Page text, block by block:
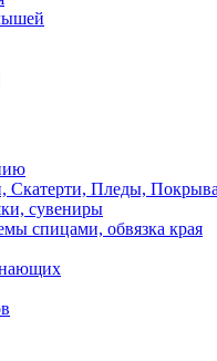
Скатерти, Пледы,
сувениры
спицами, обвязка края